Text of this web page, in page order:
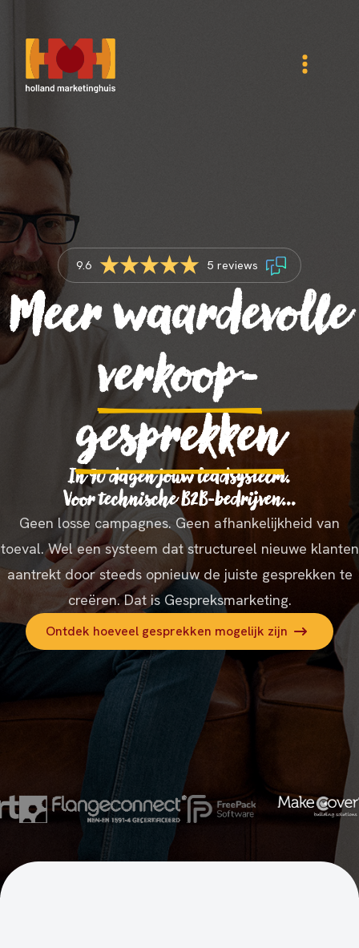
9.6 5 reviews
Meer waardevolle
verkoop-
gesprekken
In 90 dagen jouw leadsysteem.
Voor technische B2B-bedrijven...
Geen losse campagnes. Geen afhankelijkheid van
toeval. Wel een systeem dat structureel nieuwe klanten
aantrekt door steeds opnieuw de juiste gesprekken te
creëren. Dat is Gespreksmarketing.
Ontdek hoeveel gesprekken mogelijk zijn